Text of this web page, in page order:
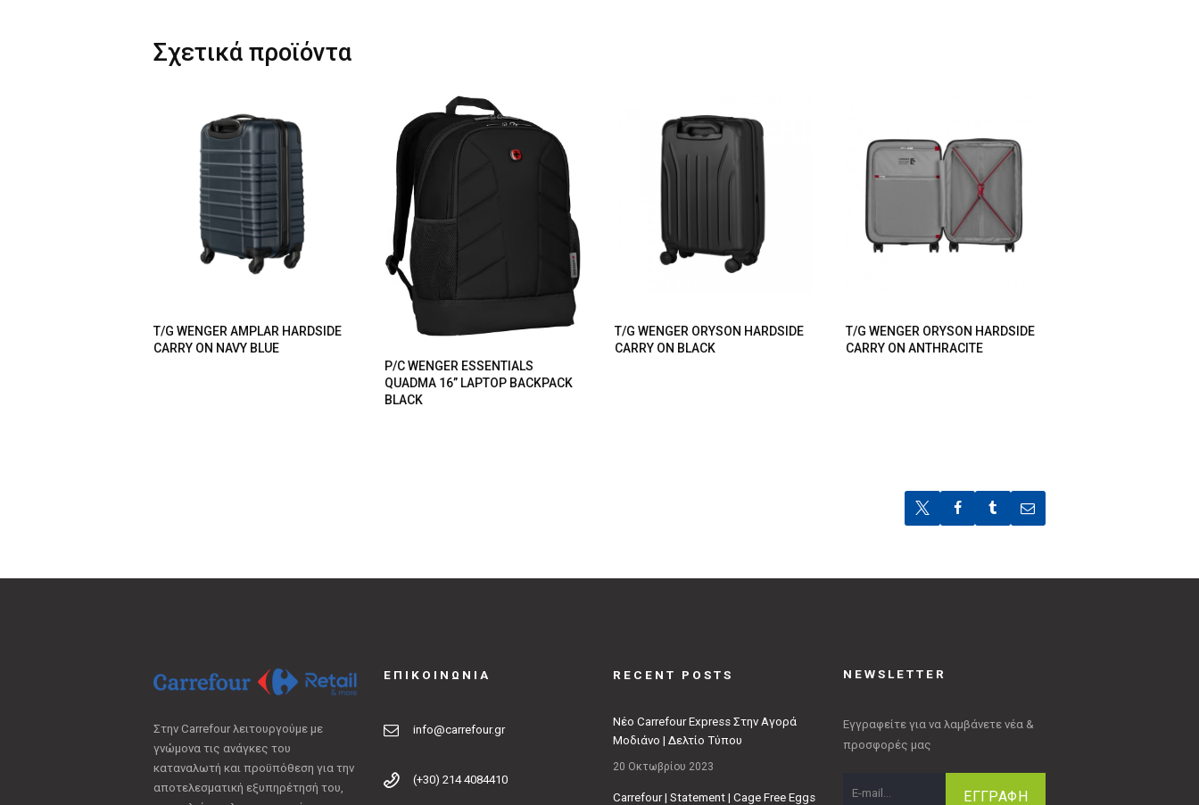
Σχετικά προϊόντα
T/G WENGER AMPLAR HARDSIDE
CARRY ON NAVY BLUE
P/C WENGER ESSENTIALS
QUADMA 16” LAPTOP BACKPACK
BLACK
T/G WENGER ORYSON HARDSIDE
CARRY ON BLACK
T/G WENGER ORYSON HARDSIDE
CARRY ON ANTHRACITE
Στην Carrefour λειτουργούμε με
γνώμονα τις ανάγκες του
καταναλωτή και προϋπόθεση για την
αποτελεσματική εξυπηρέτησή του,
ΕΠΙΚΟΙΝΩΝΙΑ
info@carrefour.gr
(+30) 214 4084410
RECENT POSTS
Νέο Carrefour Express Στην Αγορά
Μοδιάνο | Δελτίο Τύπου
20 Οκτωβρίου 2023
Carrefour | Statement | Cage Free Eggs
NEWSLETTER
Εγγραφείτε για να λαμβάνετε νέα &
προσφορές μας